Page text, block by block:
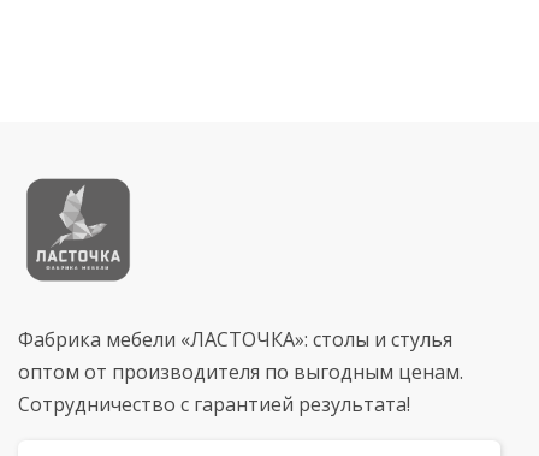
Фабрика мебели «ЛАСТОЧКА»: столы и стулья
оптом от производителя по выгодным ценам.
Сотрудничество с гарантией результата!